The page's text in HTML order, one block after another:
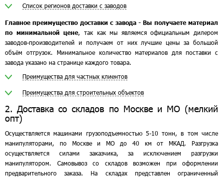
Список регионов доставки с заводов
Главное преимущество доставки с завода - Вы получаете материал
по минимальной цене, так как мы являемся официальным дилером
заводов-производителей и получаем от них лучшие цены за большой
объём отгрузок. Минимальное количество материалов для поставки с
завода указано на странице каждого товара.
Преимущества для частных клиентов
Преимущества для строительных объектов
2. Доставка со складов по Москве и МО (мелкий
опт)
Осуществляется машинами грузоподъемностью 5-10 тонн, в том числе
манипуляторами, по Москве и МО до 40 км от МКАД. Разгрузка
осуществляется силами заказчика, за исключением разгрузки
манипулятором. Самовывоз со складов возможен при оформлении
предварительного заказа. На складах представлен ограниченный